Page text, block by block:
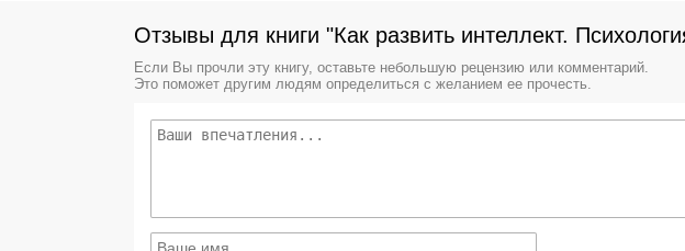
Отзывы для книги "Как развить интеллект.
Если Вы прочли эту книгу, оставьте небольшую рецензию или комментарий.
Это поможет другим людям определиться с желанием ее прочесть.